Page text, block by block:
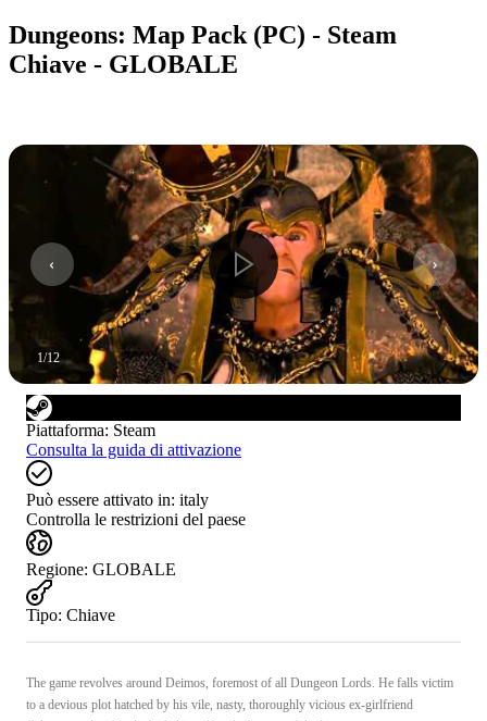
Dungeons: Map Pack (PC) - Steam
Chiave - GLOBALE
1/12
Piattaforma: Steam
Consulta la guida di attivazione
Può essere attivato in: italy
Controlla le restrizioni del paese
Regione: GLOBALE
Tipo: Chiave
The game revolves around Deimos, foremost of all Dungeon Lords. He falls victim
to a devious plot hatched by his vile, nasty, thoroughly vicious ex-girlfriend